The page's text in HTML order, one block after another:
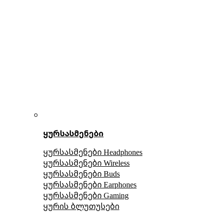
ყურსასმენები
ყურსასმენები Headphones
ყურსასმენები Wireless
ყურსასმენები Buds
ყურსასმენები Earphones
ყურსასმენები Gaming
ყურის ბლუთუსები